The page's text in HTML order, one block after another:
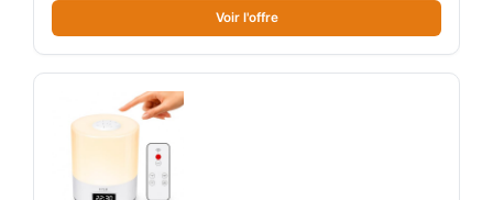
Voir l'offre